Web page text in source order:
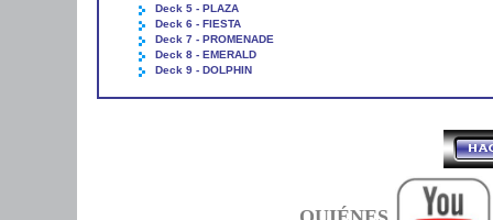
Deck 5 - PLAZA
Deck 6 - FIESTA
Deck 7 - PROMENADE
Deck 8 - EMERALD
Deck 9 - DOLPHIN